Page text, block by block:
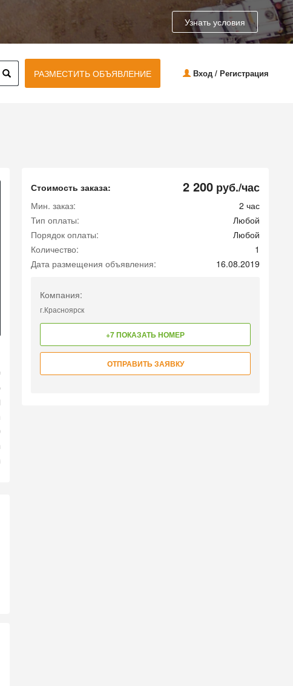
Узнать условия
РАЗМЕСТИТЬ ОБЪЯВЛЕНИЕ Вход / Регистрация
Стоимость заказа: 2 200 руб./час
Мин. заказ:
2 час
Тип оплаты:
Любой
Порядок оплаты:
Любой
Количество:
1
Дата размещения объявления:
16.08.2019
Компания:
г.Красноярск
+7 ПОКАЗАТЬ НОМЕР
ОТПРАВИТЬ ЗАЯВКУ